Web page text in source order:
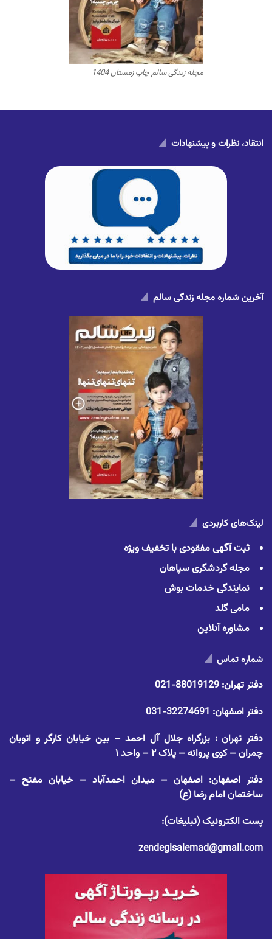
مجله زندگی سالم چاپ زمستان 1404
انتقاد، نظرات و پیشنهادات
آخرین شماره مجله زندگی سالم
لینک‌های کاربردی
ثبت آگهی مفقودی با تخفیف ویژه
مجله گردشگری سپاهان
نمایندگی خدمات بوش
مامی گلد
مشاوره آنلاین
شماره تماس
دفتر تهران: 88019129-021
دفتر اصفهان: 32274691-031
دفتر تهران : بزرگراه جلال آل احمد – بین خیابان کارگر و اتوبان
چمران – کوی پروانه – پلاک ۲ – واحد ۱
دفتر اصفهان: اصفهان – میدان احمدآباد – خیابان مفتح –
ساختمان امام رضا (ع)
پست الکترونیک (تبلیغات):
zendegisalemad@gmail.com